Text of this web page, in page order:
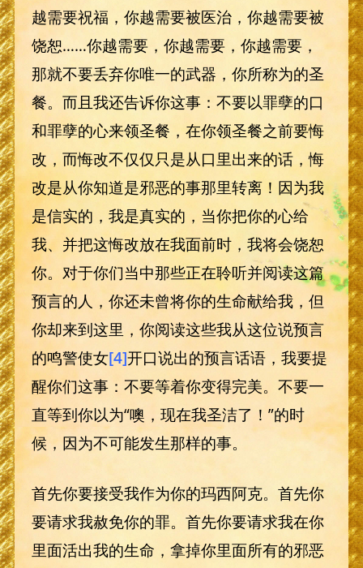
越需要祝福，你越需要被医治，你越需要被
饶恕……你越需要，你越需要，你越需要，
那就不要丢弃你唯一的武器，你所称为的圣
餐。而且我还告诉你这事：不要以罪孽的口
和罪孽的心来领圣餐，在你领圣餐之前要悔
改，而悔改不仅仅只是从口里出来的话，悔
改是从你知道是邪恶的事那里转离！因为我
是信实的，我是真实的，当你把你的心给
我、并把这悔改放在我面前时，我将会饶恕
你。对于你们当中那些正在聆听并阅读这篇
预言的人，你还未曾将你的生命献给我，但
你却来到这里，你阅读这些我从这位说预言
的鸣警使女[4]开口说出的预言话语，我要提
醒你们这事：不要等着你变得完美。不要一
直等到你以为“噢，现在我圣洁了！”的时
候，因为不可能发生那样的事。
首先你要接受我作为你的玛西阿克。首先你
要请求我赦免你的罪。首先你要请求我在你
里面活出我的生命，拿掉你里面所有的邪恶